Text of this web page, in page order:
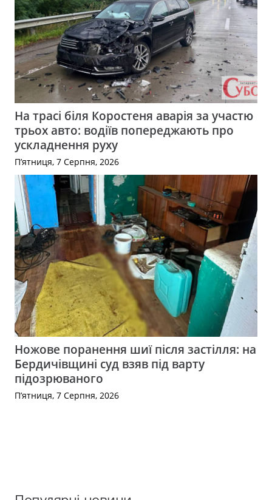
На трасі біля Коростеня аварія за участю
трьох авто: водіїв попереджають про
ускладнення руху
П’ятниця, 7 Серпня, 2026
Ножове поранення шиї після застілля: на
Бердичівщині суд взяв під варту
підозрюваного
П’ятниця, 7 Серпня, 2026